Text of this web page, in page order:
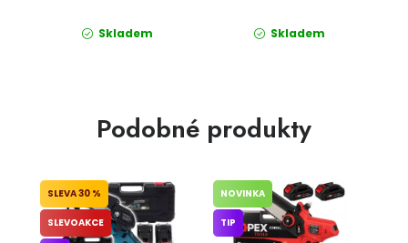
Skladem Skladem
Podobné produkty
30 %
SLEVOAKCE
NOVINKA
TIP